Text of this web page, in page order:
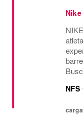
NFS